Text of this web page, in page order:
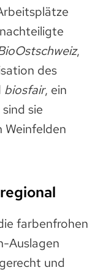
,
des
biosfair, ein
sie
Weinfelden
farbenfrohen
Auslagen
und